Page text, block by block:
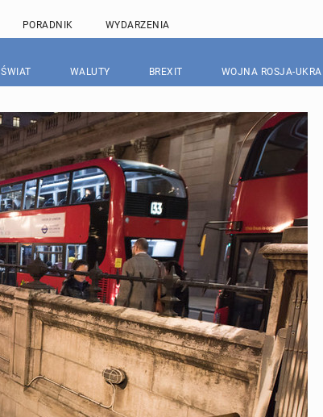
PORADNIK WYDARZENIA
ŚWIAT WALUTY BREXIT WOJNA ROSJA-